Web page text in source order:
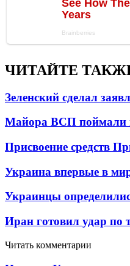
ЧИТАЙТЕ
Зеленский сделал
Майора ВСП
Присвоение средств
Украина впервые в
Украинцы
Иран готовил удар
Читать комментарии